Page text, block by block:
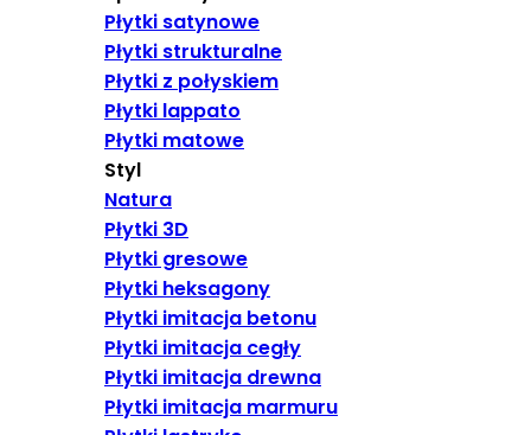
Płytki satynowe
Płytki strukturalne
Płytki z połyskiem
Płytki lappato
Płytki matowe
Styl
Natura
Płytki 3D
Płytki gresowe
Płytki heksagony
Płytki imitacja betonu
Płytki imitacja cegły
Płytki imitacja drewna
Płytki imitacja marmuru